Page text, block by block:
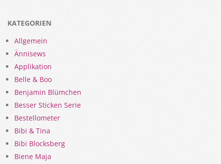
KATEGORIEN
Allgemein
Ännisews
Applikation
Belle & Boo
Benjamin Blümchen
Besser Sticken Serie
Bestellometer
Bibi & Tina
Bibi Blocksberg
Biene Maja